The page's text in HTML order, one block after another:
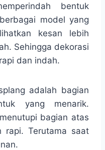
bentuk
model yang
kesan lebih
Sehingga dekorasi
dan indah.
adalah bagian
yang menarik.
bagian atas
rapi. Terutama saat